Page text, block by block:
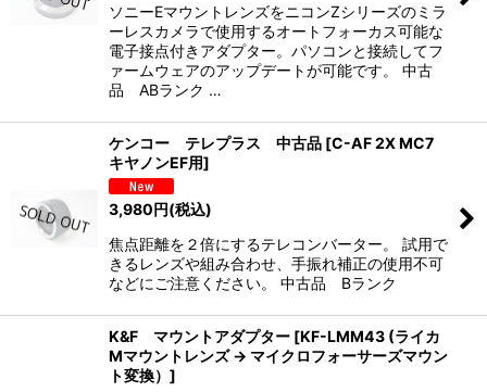
ソニーEマウントレンズをニコンZシリーズのミラ
ーレスカメラで使用するオートフォーカス可能な
電子接点付きアダプター。パソコンと接続してフ
ァームウェアのアップデートが可能です。 中古
品 ABランク …
ケンコー テレプラス 中古品 [C-AF 2X MC7
キヤノンEF用]
3,980円(税込)
焦点距離を２倍にするテレコンバーター。 試用で
きるレンズや組み合わせ、手振れ補正の使用不可
などにご注意ください。 中古品 Bランク
K&F マウントアダプター [KF-LMM43 (ライカ
Mマウントレンズ → マイクロフォーサーズマウン
ト変換） ]